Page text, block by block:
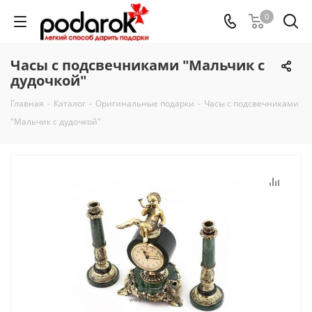
0
Часы с подсвечниками "Мальчик с
дудочкой"
Главная - Каталог - Оригинальные подарки - Часы с подсвечниками
"Мальчик с дудочкой"